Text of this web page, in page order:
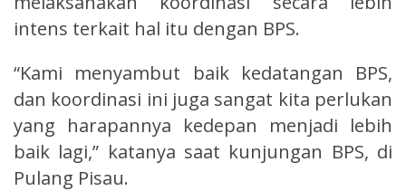
intens terkait hal itu dengan BPS.
“Kami menyambut baik kedatangan BPS,
dan koordinasi ini juga sangat kita perlukan
yang harapannya kedepan menjadi lebih
baik lagi,” katanya saat kunjungan BPS, di
Pulang Pisau.